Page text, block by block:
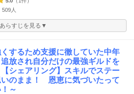
人
あらすじを見る▼
するため支援に徹していた中年
放され自分だけの最強ギルドを
シェアリング】スキルでステー
いのまま！ 恩恵に気づいたって
～